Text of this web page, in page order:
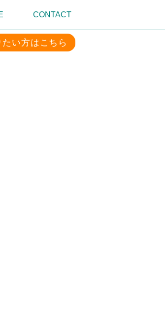
CONTACT
い方はこちら